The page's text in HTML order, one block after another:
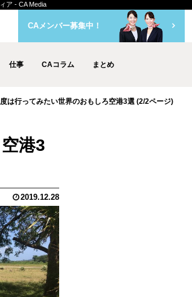
ア - CA Media
仕事 CAコラム まとめ
CAメンバー募集中！
は行ってみたい世界のおもしろ空港3選 (2/2ページ)
港3
2019.12.28